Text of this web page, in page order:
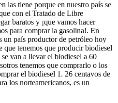
las tiene porque en nuestro país se
con el Tratado de Libre
baratos y ¡que vamos hacer
para comprar la gasolina!. En
un país productor de petróleo hoy
que tenemos que producir biodiesel
van a llevar el biodiesel a 60
tenemos que comprarlo o los
el biodiesel 1. 26 centavos de
los norteamericanos, es un